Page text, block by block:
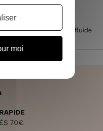
femme >Pantalon fluide
Aricia
70€
moi